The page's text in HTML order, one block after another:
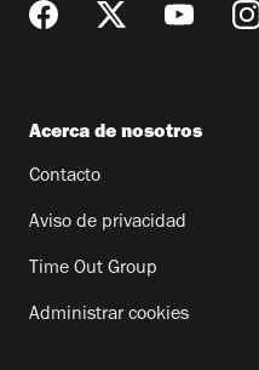
Acerca de nosotros
Contacto
Aviso de privacidad
Time Out Group
Administrar cookies